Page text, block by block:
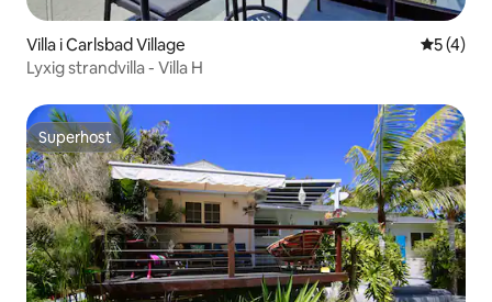
Villa i Carlsbad Village 5 av 5 i
5 (4)
Lyxig strandvilla - Villa H
Superhost
Superhost